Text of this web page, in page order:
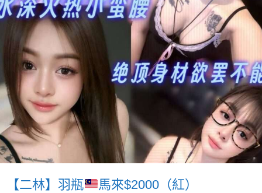
【二林】羽瓶 馬來$2000（紅）